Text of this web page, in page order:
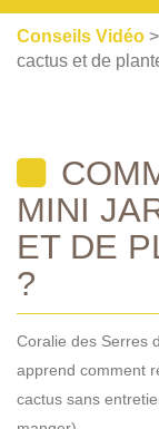
Conseils Vidéo
cactus et de
MINI
ET DE
?
Coralie des Serres
apprend comment
cactus sans